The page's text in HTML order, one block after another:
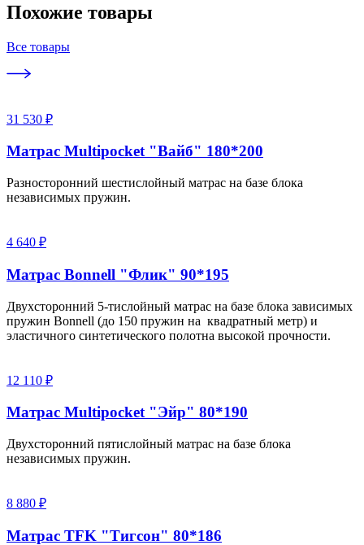
Похожие товары
Все товары
31 530 ₽
Матрас Multipocket "Вайб" 180*200
Разносторонний шестислойный матрас на базе блока
независимых пружин.
4 640 ₽
Матрас Bonnell "Флик" 90*195
Двухсторонний 5-тислойный матрас на базе блока зависимых
пружин Bonnell (до 150 пружин на квадратный метр) и
эластичного синтетического полотна высокой прочности.
12 110 ₽
Матрас Multipocket "Эйр" 80*190
Двухсторонний пятислойный матрас на базе блока
независимых пружин.
8 880 ₽
Матрас TFK "Тигсон" 80*186